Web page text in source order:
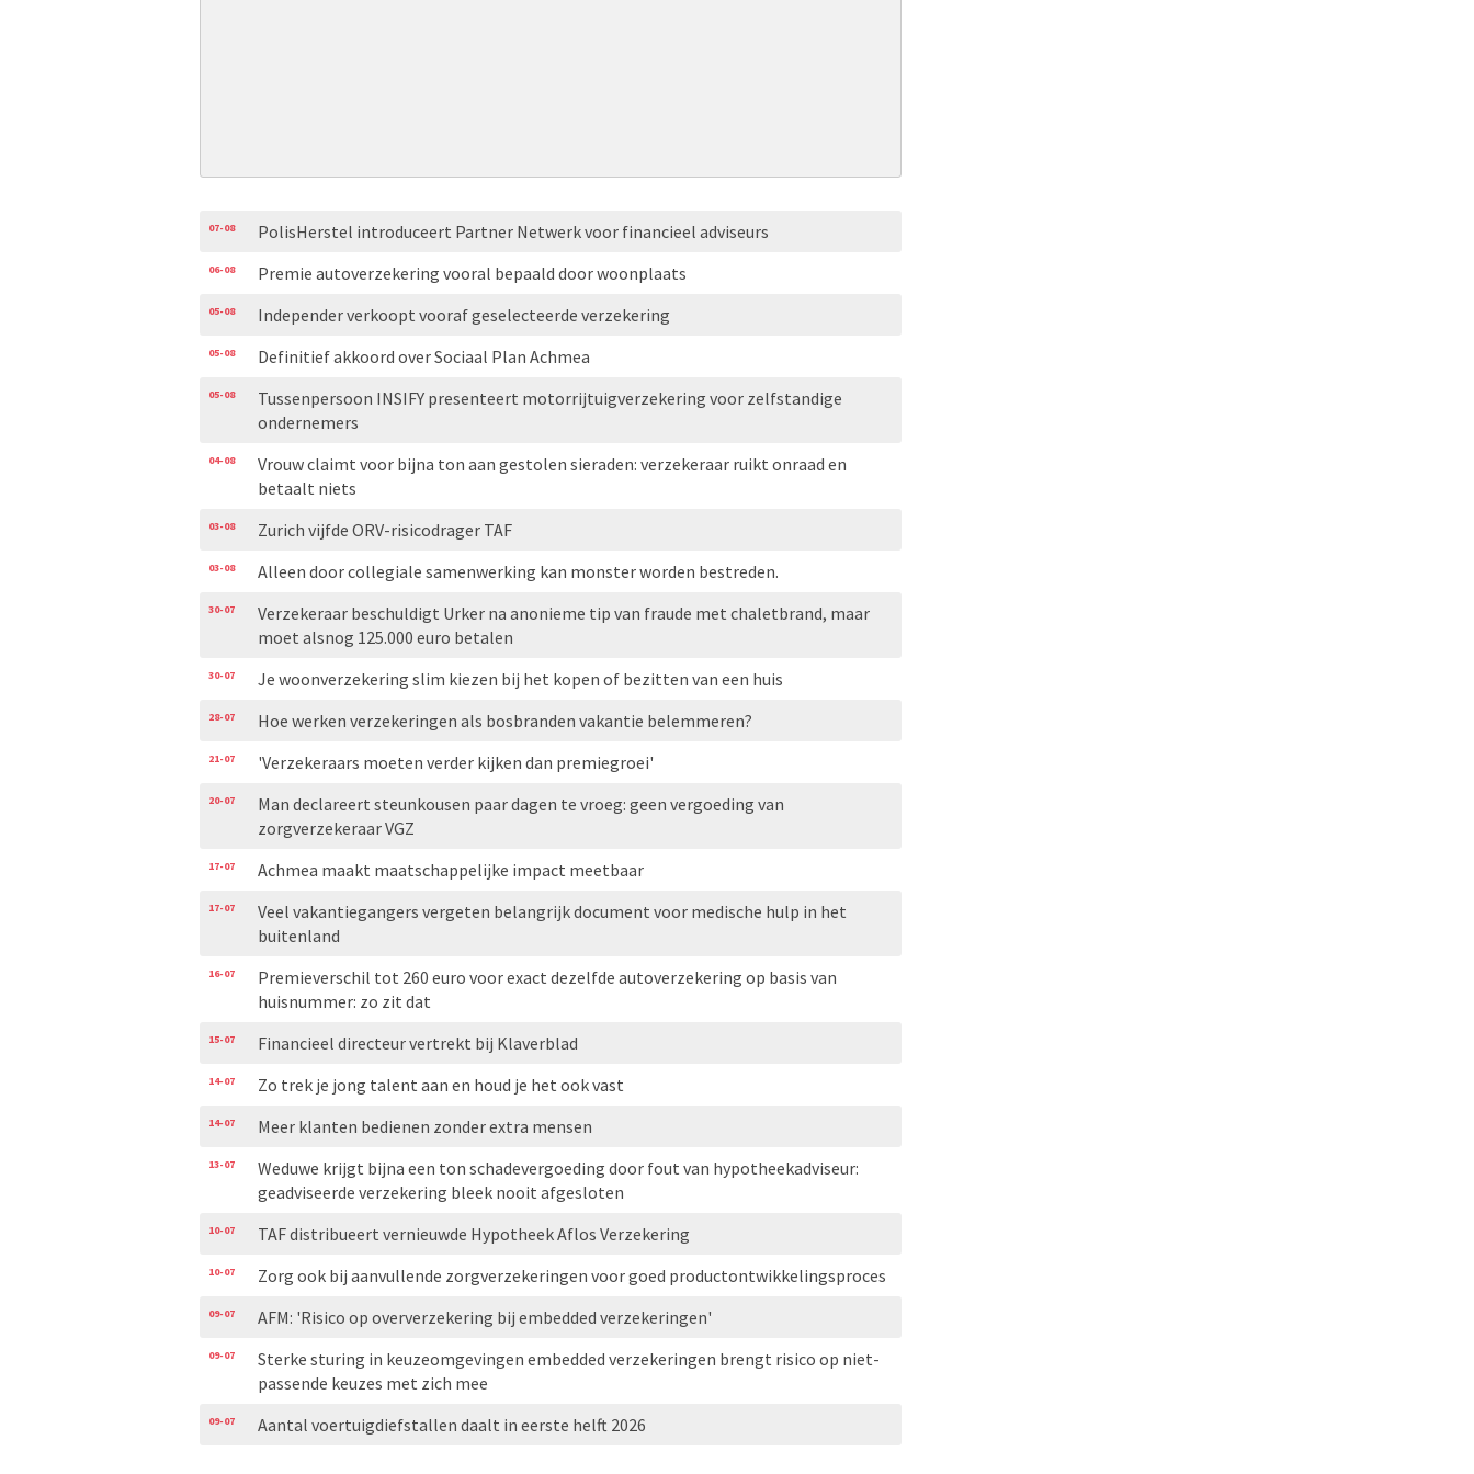
07-08 PolisHerstel introduceert Partner Netwerk voor financieel adviseurs
06-08 Premie autoverzekering vooral bepaald door woonplaats
05-08 Independer verkoopt vooraf geselecteerde verzekering
05-08 Definitief akkoord over Sociaal Plan Achmea
05-08
Tussenpersoon INSIFY presenteert motorrijtuigverzekering voor zelfstandige
ondernemers
04-08
Vrouw claimt voor bijna ton aan gestolen sieraden: verzekeraar ruikt onraad en
betaalt niets
03-08 Zurich vijfde ORV-risicodrager TAF
03-08 Alleen door collegiale samenwerking kan monster worden bestreden.
30-07
Verzekeraar beschuldigt Urker na anonieme tip van fraude met chaletbrand, maar
moet alsnog 125.000 euro betalen
30-07 Je woonverzekering slim kiezen bij het kopen of bezitten van een huis
28-07 Hoe werken verzekeringen als bosbranden vakantie belemmeren?
21-07 'Verzekeraars moeten verder kijken dan premiegroei'
20-07
Man declareert steunkousen paar dagen te vroeg: geen vergoeding van
zorgverzekeraar VGZ
17-07 Achmea maakt maatschappelijke impact meetbaar
17-07
Veel vakantiegangers vergeten belangrijk document voor medische hulp in het
buitenland
16-07
Premieverschil tot 260 euro voor exact dezelfde autoverzekering op basis van
huisnummer: zo zit dat
15-07 Financieel directeur vertrekt bij Klaverblad
14-07 Zo trek je jong talent aan en houd je het ook vast
14-07 Meer klanten bedienen zonder extra mensen
13-07
Weduwe krijgt bijna een ton schadevergoeding door fout van hypotheekadviseur:
geadviseerde verzekering bleek nooit afgesloten
10-07 TAF distribueert vernieuwde Hypotheek Aflos Verzekering
10-07 Zorg ook bij aanvullende zorgverzekeringen voor goed productontwikkelingsproces
09-07 AFM: 'Risico op oververzekering bij embedded verzekeringen'
09-07
Sterke sturing in keuzeomgevingen embedded verzekeringen brengt risico op niet-
passende keuzes met zich mee
09-07 Aantal voertuigdiefstallen daalt in eerste helft 2026